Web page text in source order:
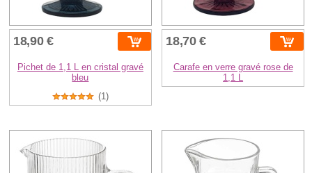
18,90 €
Pichet de 1,1 L en cristal gravé
bleu
(1)
18,70 €
Carafe en verre gravé rose de
1,1 L